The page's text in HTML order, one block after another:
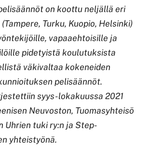
on koottu neljällä eri
Turku, Kuopio, Helsinki)
vapaaehtoisille ja
pidetyistä koulutuksista
väkivaltaa kokeneiden
pelisäännöt.
syys-lokakuussa 2021
Neuvoston, Tuomasyhteisö
Uhrien tuki ry:n ja Step-
yhteistyönä.